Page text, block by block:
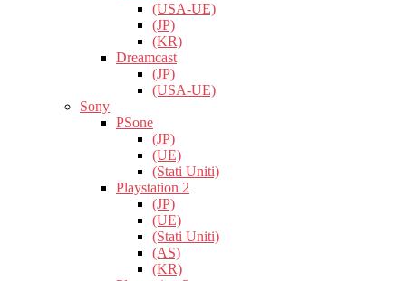
(USA-UE)
(JP)
(KR)
Dreamcast
(JP)
(USA-UE)
Sony
PSone
(JP)
(UE)
(Stati Uniti)
Playstation 2
(JP)
(UE)
(Stati Uniti)
(AS)
(KR)